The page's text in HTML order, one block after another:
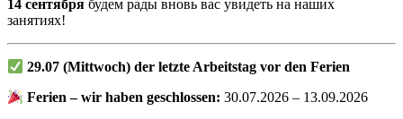
14 сентября будем рады вновь вас увидеть на наших
занятиях!
29.07 (Mittwoch) der letzte Arbeitstag vor den Ferien
Ferien – wir haben geschlossen: 30.07.2026 – 13.09.2026